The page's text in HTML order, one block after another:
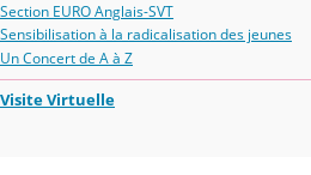
Section EURO Anglais-SVT
Sensibilisation à la radicalisation des jeunes
Un Concert de A à Z
Visite Virtuelle